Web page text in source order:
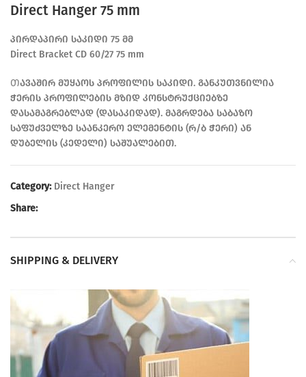
Direct Hanger 75 mm
პირდაპირი საკიდი 75 მმ
Direct Bracket CD 60/27 75 mm
Თავაშირ მუყაოს პროფილის საკიდი. განკუთვნილია
ჭერის პროფილების მზიდ კონსტრუქციებზე
დასამაგრებლად (დასაკიდად). მაგრდება საბაზო
საფუძველზე საანკერო ელემენტის (რ/ბ ჭერი) ან
დუბელის (კედელი) საშუალებით.
Category: Direct Hanger
Share:
SHIPPING & DELIVERY